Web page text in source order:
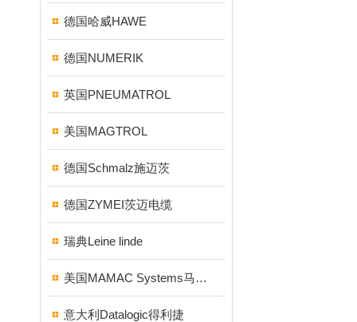
德国哈威HAWE
德国NUMERIK
英国PNEUMATROL
美国MAGTROL
德国Schmalz施迈茨
德国ZYMEI茨迈电缆
瑞典Leine linde
美国MAMAC Systems马麦克
意大利Datalogic得利捷